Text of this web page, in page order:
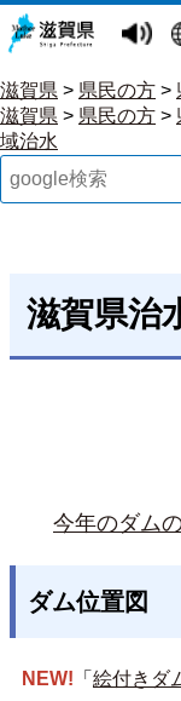
滋賀県 > 県民の方 >
滋賀県 > 県民の方 >
域治水
滋賀県治
今年のダム
ダム位置図
NEW! 「 絵付きダ